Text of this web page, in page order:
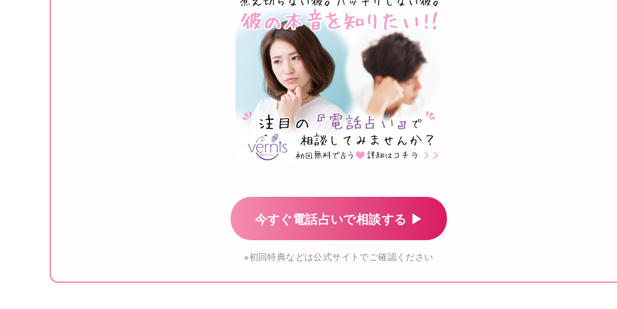
今すぐ電話占いで相談する ▶
※初回特典などは公式サイトでご確認ください